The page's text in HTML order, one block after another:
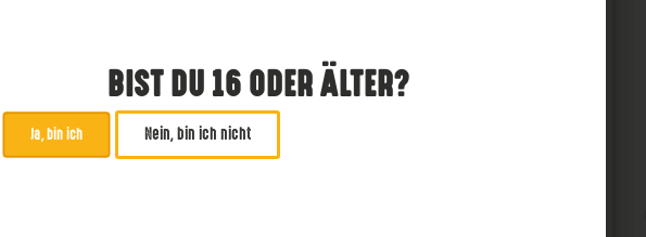
Lübecker Helles
BIST DU 16 ODER ÄLTER?
Ja, bin ich Nein, bin ich nicht